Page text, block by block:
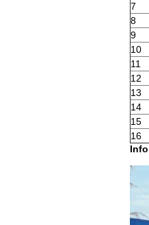
7
8
9
10
11
12
13
14
15
16